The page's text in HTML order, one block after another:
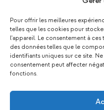
Pour offrir les meilleures
telles que les cookies pour
l'appareil. Le consentement à
des données telles que le
identifiants uniques sur ce site.
consentement peut affecter
fonctions.